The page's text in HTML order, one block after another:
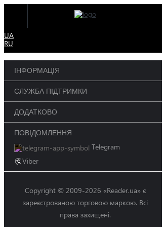
UA
RU
ІНФОРМАЦІЯ
СЛУЖБА ПІДТРИМКИ
ДОДАТКОВО
ПОВІДОМЛЕННЯ
Telegram
Viber
Copyright © 2009-2026 «Reader.ua» є
зареєстрованою торговою маркою. Всі
права захищені.